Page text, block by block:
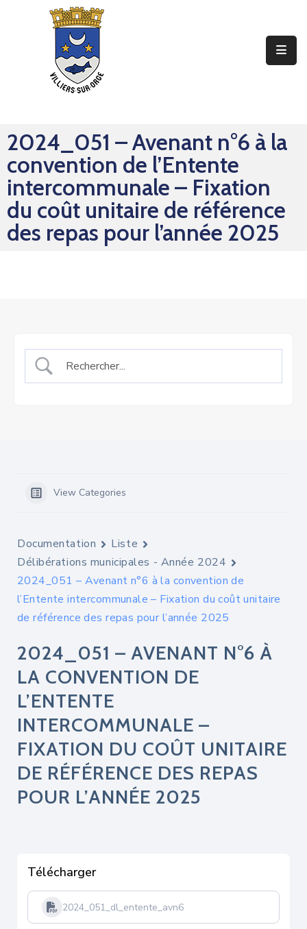
Sorties
Mes
Démarches
2024_051 – Avenant n°6 à la
convention de l’Entente
intercommunale – Fixation
du coût unitaire de référence
des repas pour l’année 2025
View Categories
Documentation
Liste
Délibérations municipales - Année 2024
2024_051 – Avenant n°6 à la convention de
l’Entente intercommunale – Fixation du coût unitaire
de référence des repas pour l’année 2025
2024_051 – AVENANT N°6 À
LA CONVENTION DE
L’ENTENTE
INTERCOMMUNALE –
FIXATION DU COÛT UNITAIRE
DE RÉFÉRENCE DES REPAS
POUR L’ANNÉE 2025
Télécharger
2024_051_dl_entente_avn6